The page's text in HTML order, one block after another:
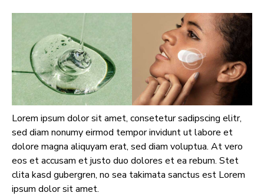
Lorem ipsum dolor sit amet, consetetur sadipscing elitr,
sed diam nonumy eirmod tempor invidunt ut labore et
dolore magna aliquyam erat, sed diam voluptua. At vero
eos et accusam et justo duo dolores et ea rebum. Stet
clita kasd gubergren, no sea takimata sanctus est Lorem
ipsum dolor sit amet.